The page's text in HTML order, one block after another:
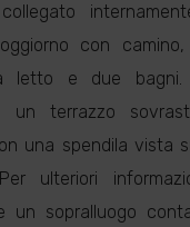
con
letto e due bagni.
un terrazzo
una spendila vista
ulteriori
un sopralluogo